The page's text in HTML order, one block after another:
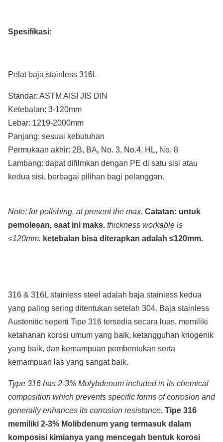
Spesifikasi:
Pelat baja stainless 316L
Standar: ASTM AISI JIS DIN
Ketebalan: 3-120mm
Lebar: 1219-2000mm
Panjang: sesuai kebutuhan
Permukaan akhir: 2B, BA, No. 3, No.4, HL, No. 8
Lambang: dapat difilmkan dengan PE di satu sisi atau
kedua sisi, berbagai pilihan bagi pelanggan.
Note: for polishing, at present the max. Catatan: untuk
pemolesan, saat ini maks. thickness workable is
≤120mm. ketebalan bisa diterapkan adalah ≤120mm.
316 & 316L stainless steel adalah baja stainless kedua
yang paling sering ditentukan setelah 304. Baja stainless
Austenitic seperti Tipe 316 tersedia secara luas, memiliki
ketahanan korosi umum yang baik, ketangguhan kriogenik
yang baik, dan kemampuan pembentukan serta
kemampuan las yang sangat baik.
Type 316 has 2-3% Molybdenum included in its chemical
composition which prevents specific forms of corrosion and
generally enhances its corrosion resistance. Tipe 316
memiliki 2-3% Molibdenum yang termasuk dalam
komposisi kimianya yang mencegah bentuk korosi